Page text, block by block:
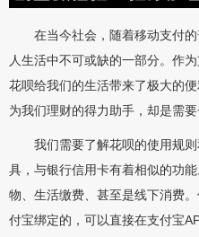
在当今社会，随着移动支付
人生活中不可或缺的一部分。作
花呗给我们的生活带来了极大的
为我们理财的得力助手，却是需要
我们需要了解花呗的使用规
具，与银行信用卡有着相似的功
物、生活缴费、甚至是线下消费
付宝绑定的，可以直接在支付宝